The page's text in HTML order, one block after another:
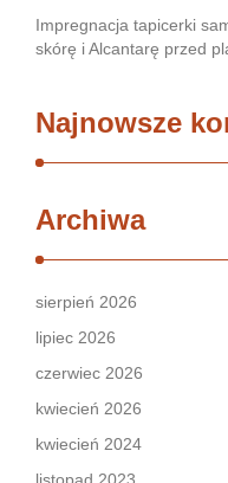
Impregnacja tapicerki
skórę i Alcantarę przed
Najnowsze
Archiwa
sierpień 2026
lipiec 2026
czerwiec 2026
kwiecień 2026
kwiecień 2024